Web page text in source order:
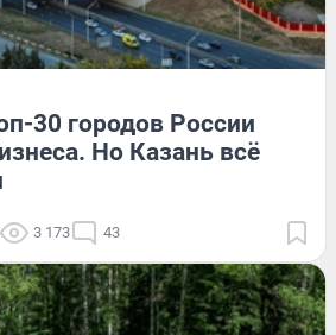
30 городов России
Но Казань всё
3 173 43